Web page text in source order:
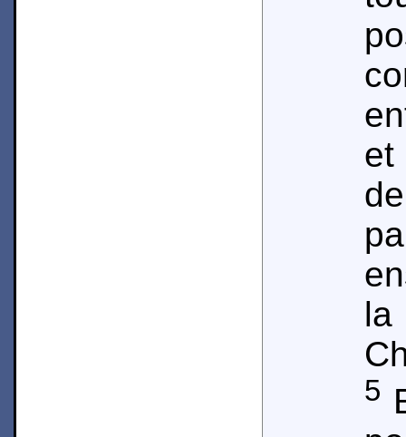
et
5